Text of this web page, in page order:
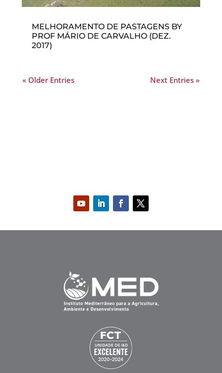
MELHORAMENTO DE PASTAGENS BY
PROF MÁRIO DE CARVALHO (DEZ.
2017)
« Older Entries Next Entries »